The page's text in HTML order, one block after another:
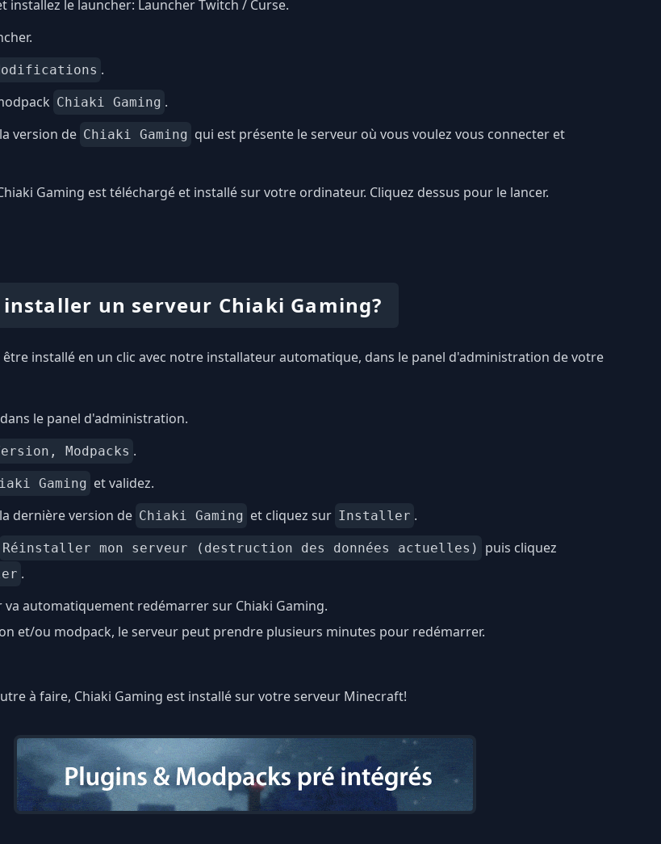
installez le launcher: Launcher Twitch / Curse.
.
Chiaki Gaming .
version de Chiaki Gaming qui est présente le serveur où vous voulez vous connecter et
Gaming est téléchargé et installé sur votre ordinateur. Cliquez dessus pour le lancer.
un serveur Chiaki Gaming?
être installé en un clic avec notre installateur automatique, dans le panel d'administration de votre
le panel d'administration.
Modpacks .
Gaming et validez.
dernière version de Chiaki Gaming et cliquez sur Installer .
Réinstaller mon serveur (destruction des données actuelles)
puis cliquez
.
va automatiquement redémarrer sur Chiaki Gaming.
et/ou modpack, le serveur peut prendre plusieurs minutes pour redémarrer.
à faire, Chiaki Gaming est installé sur votre serveur Minecraft!